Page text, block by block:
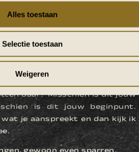
Alles toestaan
Selectie toestaan
Weigeren
daar? Misschien is dit jouw
is dit jouw beginpunt.
je aanspreekt en dan kijk ik